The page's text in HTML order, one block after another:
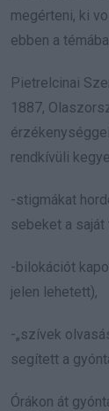
megérteni, ki
ebben a
Pietrelcinai
1887,
rendkívüli
-stigmákat
sebeket a saját
-bilokációt
jelen lehetett),
-„szívek
segített a
Órákon át